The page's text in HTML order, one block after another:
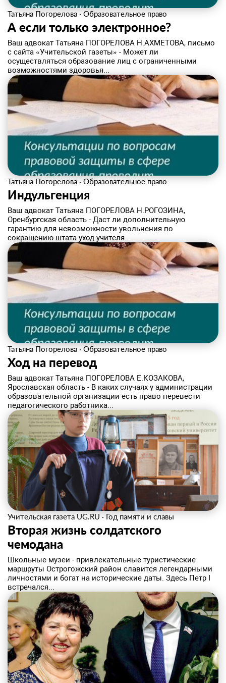
Татьяна Погорелова · Образовательное право
А если только электронное?
Ваш адвокат Татьяна ПОГОРЕЛОВА Н.АХМЕТОВА, письмо
с сайта «Учительской газеты» - Может ли
осуществляться образование лиц с ограниченными
возможностями здоровья...
Татьяна Погорелова · Образовательное право
Индульгенция
Ваш адвокат Татьяна ПОГОРЕЛОВА Н.РОГОЗИНА,
Оренбургская область - Даст ли дополнительную
гарантию для невозможности увольнения по
сокращению штата уход учителя...
Татьяна Погорелова · Образовательное право
Ход на перевод
Ваш адвокат Татьяна ПОГОРЕЛОВА Е.КОЗАКОВА,
Ярославская область - В каких случаях у администрации
образовательной организации есть право перевести
педагогического работника...
Учительская газета UG.RU · Год памяти и славы
Вторая жизнь солдатского
чемодана
Школьные музеи - привлекательные туристические
маршруты Острогожский район славится легендарными
личностями и богат на исторические даты. Здесь Петр I
встречался...